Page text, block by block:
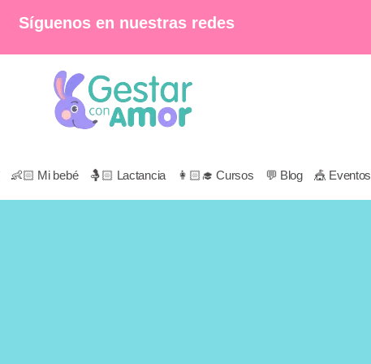
Síguenos en nuestras redes
👶🏻 Mi bebé 🤱🏻 Lactancia 👩🏻‍🎓 Cursos 💬 Blog 🎪 Eventos